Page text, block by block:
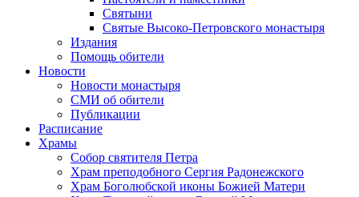
Святыни
Святые Высоко-Петровского монастыря
Издания
Помощь обители
Новости
Новости монастыря
СМИ об обители
Публикации
Расписание
Храмы
Собор святителя Петра
Храм преподобного Сергия Радонежского
Храм Боголюбской иконы Божией Матери